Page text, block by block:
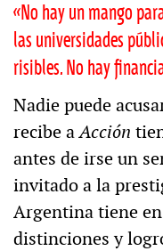
«No hay un mango
las universidades
risibles. No hay
Nadie puede
recibe aAcción
antes de irse un
invitado a la
Argentina tiene
distinciones y